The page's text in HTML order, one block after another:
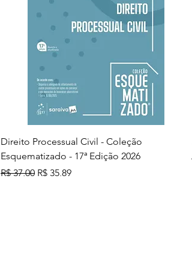
Direito Processual Civil - Coleção
Esquematizado - 17ª Edição 2026
Preço normal
R$ 37,00 Preço promocional
R$ 35,89